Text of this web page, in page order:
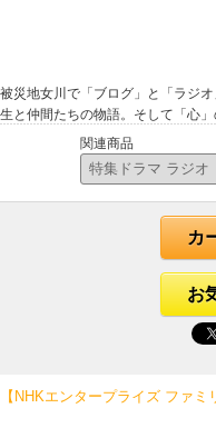
被災地女川で「ブログ」と「ラジ
生と仲間たちの物語。そして「心」
関連商品
カ
お
【NHKエンタープライズ ファミ